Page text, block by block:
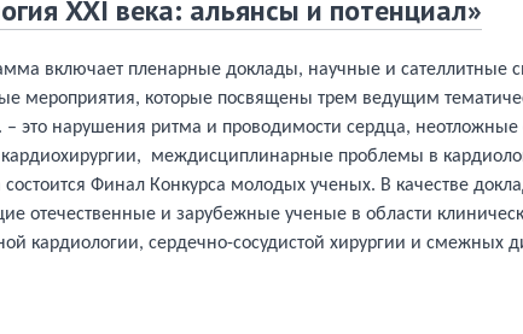
XXI века: альянсы и потенциал»
включает пленарные доклады, научные и сателлитные
мероприятия, которые посвящены трем ведущим
– это нарушения ритма и проводимости сердца, неотложные
междисциплинарные проблемы в
Финал Конкурса молодых ученых. В качестве
отечественные и зарубежные ученые в области
кардиологии, сердечно-сосудистой хирургии и смежных